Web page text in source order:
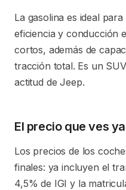
La gasolina es ideal
eficiencia y conducción
cortos, además de
tracción total. Es un
actitud de Jeep.
El precio que ves
Los precios de los
finales: ya incluyen el
4,5% de IGI y la